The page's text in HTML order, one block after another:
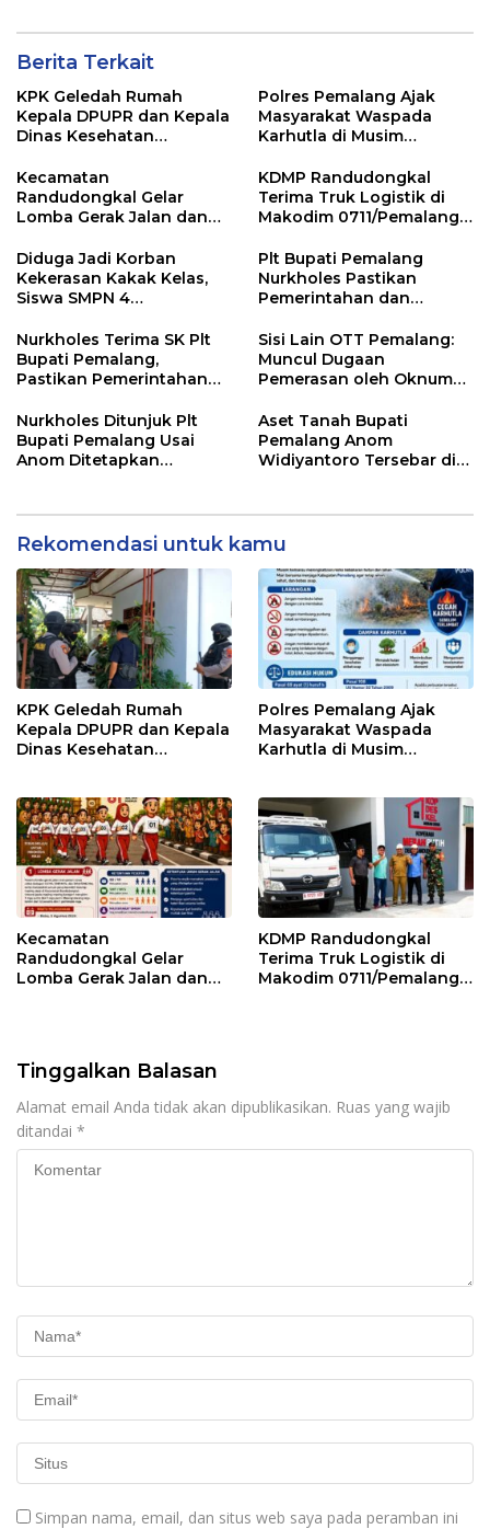
Berita Terkait
KPK Geledah Rumah
Kepala DPUPR dan Kepala
Dinas Kesehatan
Polres Pemalang Ajak
Masyarakat Waspada
Karhutla di Musim
Kecamatan
Randudongkal Gelar
Lomba Gerak Jalan dan
HUT RI ke-81
KDMP Randudongkal
Terima Truk Logistik di
Makodim 0711/Pemalang
Desa
Diduga Jadi Korban
Kekerasan Kakak Kelas,
Siswa SMPN 4
Dunia
Plt Bupati Pemalang
Nurkholes Pastikan
Pemerintahan dan
Berjalan
Nurkholes Terima SK Plt
Bupati Pemalang,
Pastikan Pemerintahan
Sisi Lain OTT Pemalang:
Muncul Dugaan
Pemerasan oleh Oknum
Nurkholes Ditunjuk Plt
Bupati Pemalang Usai
Anom Ditetapkan
Aset Tanah Bupati
Pemalang Anom
Widiyantoro Tersebar di
Rekomendasi untuk kamu
KPK Geledah Rumah
Kepala DPUPR dan Kepala
Dinas Kesehatan
Polres Pemalang Ajak
Masyarakat Waspada
Karhutla di Musim
Kecamatan
Randudongkal Gelar
Lomba Gerak Jalan dan
KDMP Randudongkal
Terima Truk Logistik di
Makodim 0711/Pemalang
Tinggalkan Balasan
Alamat email Anda tidak akan dipublikasikan. Ruas yang wajib
ditandai *
Simpan nama, email, dan situs web saya pada peramban ini